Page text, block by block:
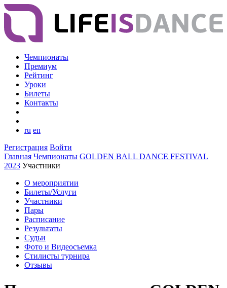
Чемпионаты
Премиум
Рейтинг
Уроки
Билеты
Контакты
ru en
Регистрация Войти
Главная Чемпионаты GOLDEN BALL DANCE FESTIVAL
2023 Участники
О мероприятии
Билеты/Услуги
Участники
Пары
Расписание
Результаты
Судьи
Фото и Видеосъемка
Стилисты турнира
Отзывы